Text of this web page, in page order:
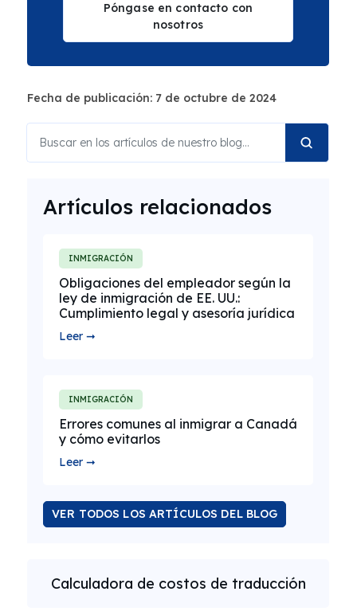
Póngase en contacto con
nosotros
Fecha de publicación: 7 de octubre de 2024
Artículos relacionados
INMIGRACIÓN
Obligaciones del empleador según la
ley de inmigración de EE. UU.:
Cumplimiento legal y asesoría jurídica
Leer ➞
INMIGRACIÓN
Errores comunes al inmigrar a Canadá
y cómo evitarlos
Leer ➞
VER TODOS LOS ARTÍCULOS DEL BLOG
Calculadora de costos de traducción